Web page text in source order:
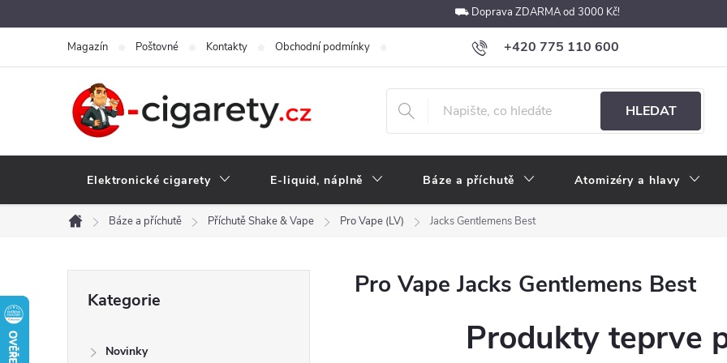
na
⛟ Doprava ZDARMA od 3000 Kč!
+420 775 110 600
obchod@e-cigarety.cz
Magazín Poštovné Kontakty Obchodní podmínky Podmínky ochrany osobních údajů Velkoobchod
HLEDAT
Elektronické cigarety E-liquid, náplně Báze a příchutě Atomizéry a hlavy
Domů
Báze a příchutě Příchutě Shake & Vape Pro Vape (LV) Jacks Gentlemens Best
kategorie
Kategorie
Novinky
Pro Vape Jacks Gentlemens Best
Produkty teprve